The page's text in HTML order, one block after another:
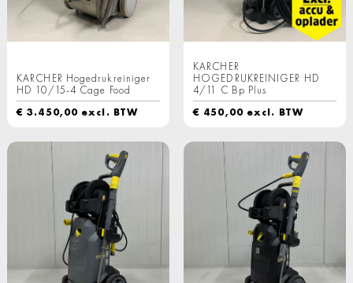
KARCHER Hogedrukreiniger
HD 10/15-4 Cage Food
€ 3.450,00 excl. BTW
KARCHER
HOGEDRUKREINIGER HD
4/11 C Bp Plus
€ 450,00excl. BTW